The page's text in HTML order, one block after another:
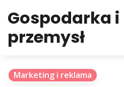
Gospodarka i
przemysł
Marketing i reklama